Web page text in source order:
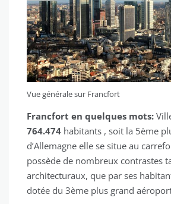
Vue générale sur Francfort
Francfort en quelques mots:
764.474 habitants , soit la 5ème
d’Allemagne elle se situe au
possède de nombreux contrastes
architecturaux, que par ses
dotée du 3ème plus grand